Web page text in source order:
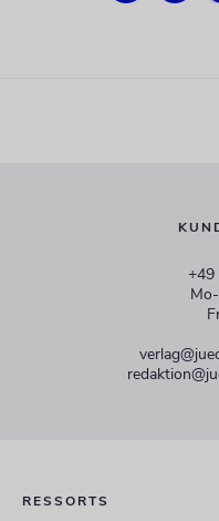
+49
RESSORTS